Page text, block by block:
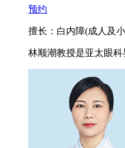
预约
擅长：白内障(成人及
林顺潮教授是亚太眼